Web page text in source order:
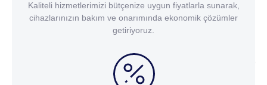
Kaliteli hizmetlerimizi bütçenize uygun fiyatlarla sunarak,
cihazlarınızın bakım ve onarımında ekonomik çözümler
getiriyoruz.